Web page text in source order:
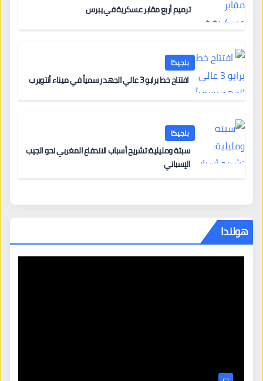
ترميم أربع مقابر عسكرية في يبرس
بلجيكا
افتتاح خط برابو 3 عالي الجهد رسمياً في ميناء أنتويرب
بلجيكا
سبتة ومليلية: تشريح أسباب الاندفاع المغربي نحو الجيب
الإسباني
هولندا